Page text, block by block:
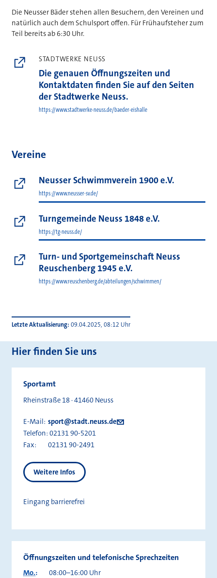
Die Neusser Bäder stehen allen Besuchern, den Vereinen und
natürlich auch dem Schulsport offen. Für Frühaufsteher zum
Teil bereits ab 6:30 Uhr.
STADTWERKE NEUSS
Die genauen Öffnungszeiten und
Kontaktdaten finden Sie auf den Seiten
der Stadtwerke Neuss.
https://www.stadtwerke-neuss.de/baeder-eishalle
Vereine
Neusser Schwimmverein 1900 e.V.
https://www.neusser-sv.de/
Turngemeinde Neuss 1848 e.V.
https://tg-neuss.de/
Turn- und Sportgemeinschaft Neuss
Reuschenberg 1945 e.V.
https://www.reuschenberg.de/abteilungen/schwimmen/
Letzte Aktualisierung 09.04.2025, 08:12 Uhr
Hier finden Sie uns
Sportamt
Rheinstraße 18 · 41460 Neuss
E-Mail: sport@stadt.neuss.de
Telefon: 02131 90-5201
Fax:
02131 90-2491
Weitere Infos
Eingang barrierefrei
Öffnungszeiten und telefonische Sprechzeiten
Mo.:
08:00–16:00 Uhr